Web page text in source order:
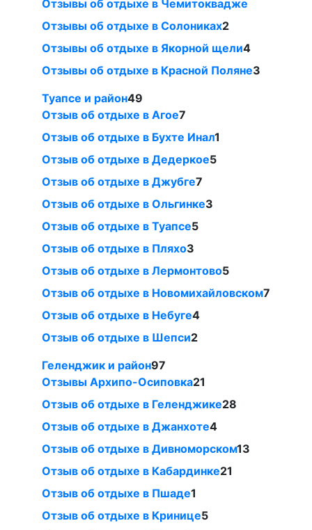
Отзывы об отдыхе в Чемитоквадже
Отзывы об отдыхе в Солониках2
Отзывы об отдыхе в Якорной щели4
Отзывы об отдыхе в Красной Поляне3
Туапсе и район49
Отзыв об отдыхе в Агое7
Отзыв об отдыхе в Бухте Инал1
Отзыв об отдыхе в Дедеркое5
Отзыв об отдыхе в Джубге7
Отзыв об отдыхе в Ольгинке3
Отзыв об отдыхе в Туапсе5
Отзыв об отдыхе в Пляхо3
Отзыв об отдыхе в Лермонтово5
Отзыв об отдыхе в Новомихайловском7
Отзыв об отдыхе в Небуге4
Отзыв об отдыхе в Шепси2
Геленджик и район97
Отзывы Архипо-Осиповка21
Отзыв об отдыхе в Геленджике28
Отзыв об отдыхе в Джанхоте4
Отзыв об отдыхе в Дивноморском13
Отзыв об отдыхе в Кабардинке21
Отзыв об отдыхе в Пшаде1
Отзыв об отдыхе в Кринице5